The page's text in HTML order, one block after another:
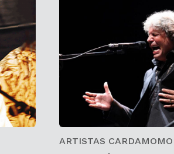
ARTISTAS CARDAMOMO